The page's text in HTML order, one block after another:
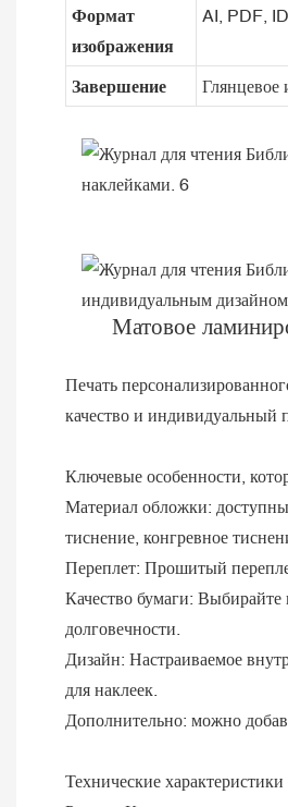
Формат
изображения
AI, PDF,
Завершение Глянцевое
Матовое
Печать
качество и индивидуальный
Ключевые особенности,
Материал обложки:
тиснение, конгревное
Переплет: Прошитый
Качество бумаги: Выбирайте
долговечности.
Дизайн: Настраиваемое
для наклеек.
Дополнительно: можно
Технические характеристики